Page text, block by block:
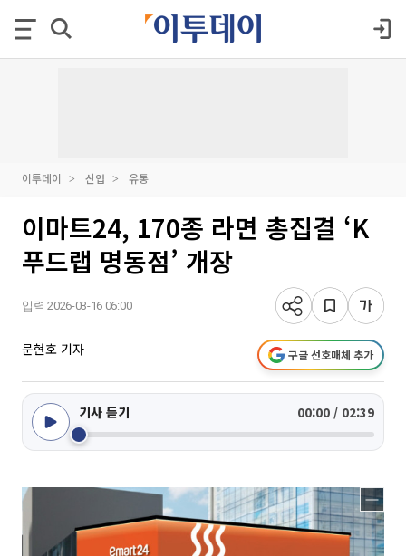
이투데이 산업 유통
이마트24, 170종 라면 총집결 ‘K
푸드랩 명동점’ 개장
입력 2026-03-16 06:00
문현호 기자 구글 선호매체 추가
기사 듣기 00:00 / 02:39